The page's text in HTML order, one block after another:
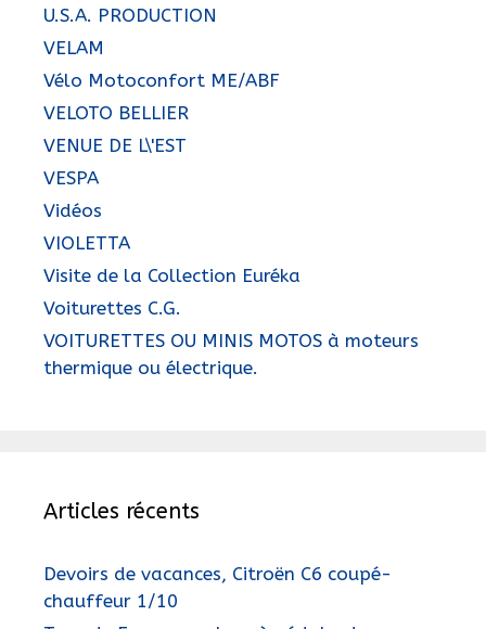
U.S.A. PRODUCTION
VELAM
Vélo Motoconfort ME/ABF
VELOTO BELLIER
VENUE DE L\'EST
VESPA
Vidéos
VIOLETTA
Visite de la Collection Euréka
Voiturettes C.G.
VOITURETTES OU MINIS MOTOS à moteurs
thermique ou électrique.
Articles récents
Devoirs de vacances, Citroën C6 coupé-
chauffeur 1/10